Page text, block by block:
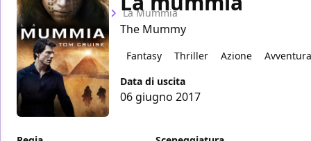
Home Film La Mummia
The Mummy
Fantasy Thriller Azione
Data di uscita
06 giugno 2017